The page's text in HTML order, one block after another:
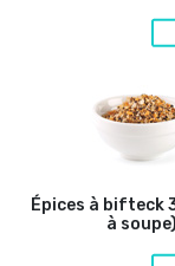
Épices à bifteck
à soupe)